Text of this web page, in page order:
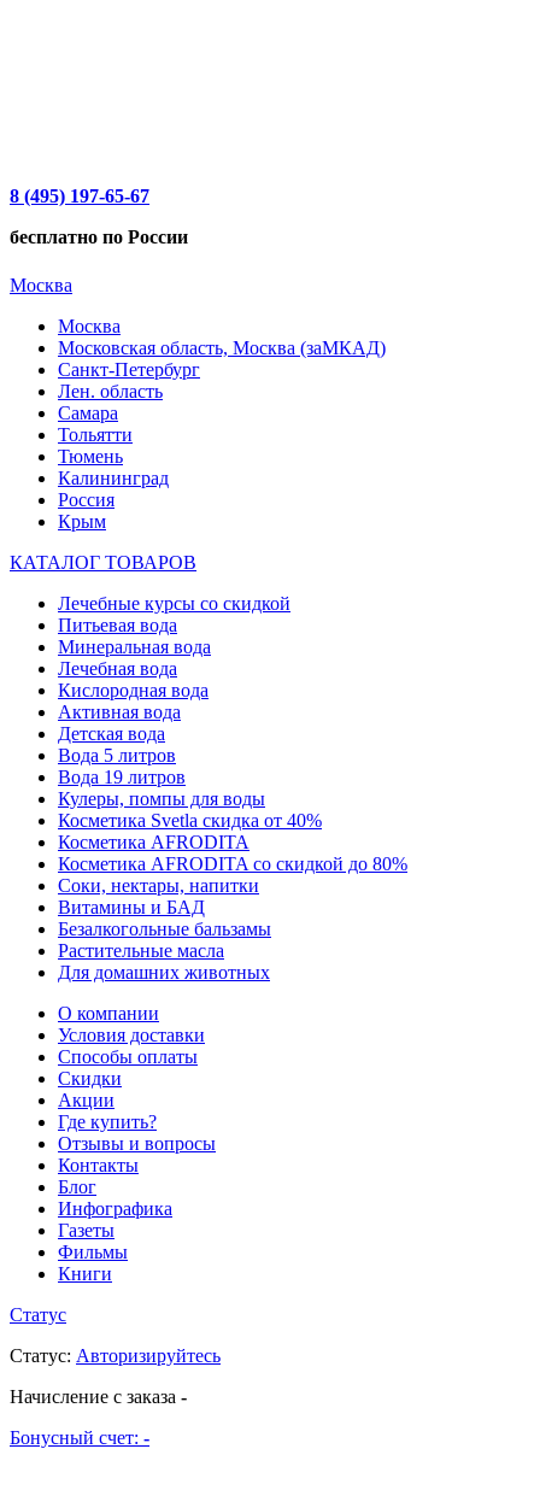
8 (495) 197-65-67
бесплатно по России
Москва
Москва
Московская область, Москва (заМКАД)
Санкт-Петербург
Лен. область
Самара
Тольятти
Тюмень
Калининград
Россия
Крым
КАТАЛОГ ТОВАРОВ
Лечебные курсы со скидкой
Питьевая вода
Минеральная вода
Лечебная вода
Кислородная вода
Активная вода
Детская вода
Вода 5 литров
Вода 19 литров
Кулеры, помпы для воды
Косметика Svetla скидка от 40%
Косметика AFRODITA
Косметика AFRODITA со скидкой до 80%
Соки, нектары, напитки
Витамины и БАД
Безалкогольные бальзамы
Растительные масла
Для домашних животных
О компании
Условия доставки
Способы оплаты
Скидки
Акции
Где купить?
Отзывы и вопросы
Контакты
Блог
Инфографика
Газеты
Фильмы
Книги
Статус
Статус: Авторизируйтесь
Начисление с заказа -
Бонусный счет: -